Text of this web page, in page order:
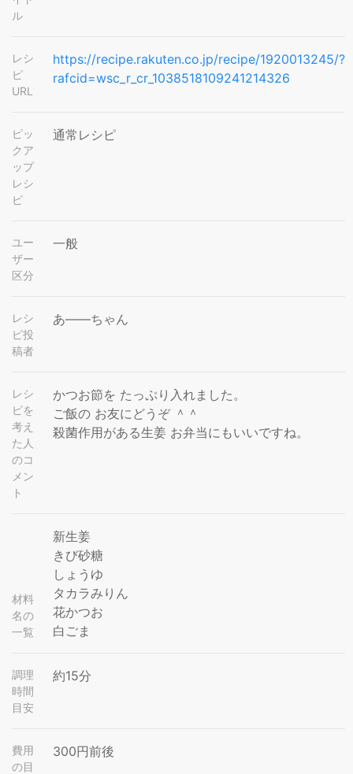
ル
レシ
ピ
URL
https://recipe.rakuten.co.jp/recipe/1920013245/?
rafcid=wsc_r_cr_1038518109241214326
ピッ
クア
ップ
レシ
ピ
通常レシピ
ユー
ザー
区分
一般
レシ
ピ投
稿者
あ——ちゃん
レシ
ピを
考え
た人
のコ
メン
ト
かつお節を たっぷり入れました。
ご飯の お友にどうぞ ＾＾
殺菌作用がある生姜 お弁当にもいいですね。
材料
名の
一覧
新生姜
きび砂糖
しょうゆ
タカラみりん
花かつお
白ごま
調理
時間
目安
約15分
費用
の目
300円前後